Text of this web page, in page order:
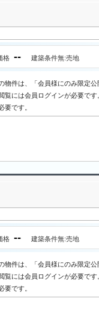
格 -- 建築条件無:売地
物件は、「会員様にのみ限定
覧には会員ログインが必要で
要です。
格 -- 建築条件無:売地
物件は、「会員様にのみ限定
覧には会員ログインが必要で
要です。